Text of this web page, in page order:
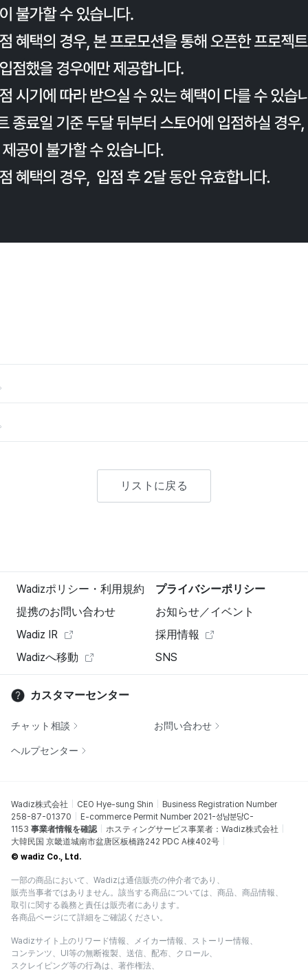
リストに戻る
Wadizポリシー・利用規約
プライバシーポリシー
提携のお問い合わせ
お知らせ／イベント
Wadiz IR
採用情報
Wadizへ移動
SNS
カスタマーセンター
チャット相談 お問い合わせ
ヘルプセンター
Wadiz株式会社 CEO Hye-sung Shin
Business Registration Number
258-87-01370
E-commerce Permit Number 2021-성남분당C-
1153 事業者情報を確認
ホスティングサービス事業者：Wadiz株式会社
大韓民国 京畿道城南市盆唐区板橋路242 PDC A棟402号
© wadiz Co., Ltd.
一部の商品において、Wadizは通信販売の仲介者であり、
販売当事者ではありません。該当する商品については、商品、商品情報、
取引に関する義務と責任は販売者にあります。
各商品ページにて詳細をご確認ください。
Wadizサイト上のリワード情報、メイカー情報、ストーリー情報、
コンテンツ、UI等の無断複製、送信、配布、クロール、
スクレイピング等の行為は、著作権法、